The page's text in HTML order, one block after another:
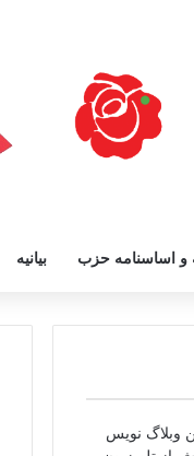
و اساسنامه حزب بیانیه
وبلاگ نویس